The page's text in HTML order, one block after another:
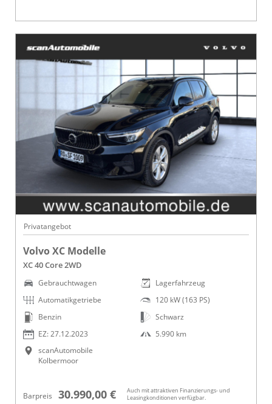
Privatangebot
Volvo XC Modelle
XC 40 Core 2WD
Gebrauchtwagen
Automatikgetriebe
Benzin
EZ: 27.12.2023
scanAutomobile
Kolbermoor
Lagerfahrzeug
120 kW (163 PS)
Schwarz
5.990 km
Barpreis 30.990,00 €
Auch mit attraktiven Finanzierungs- und
Leasingkonditionen verfügbar.